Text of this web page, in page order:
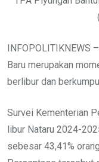
INFOPOLITIKNEWS
Baru merupakan
berlibur dan
Survei Kementerian
libur Nataru 2024-
sebesar 43,41%